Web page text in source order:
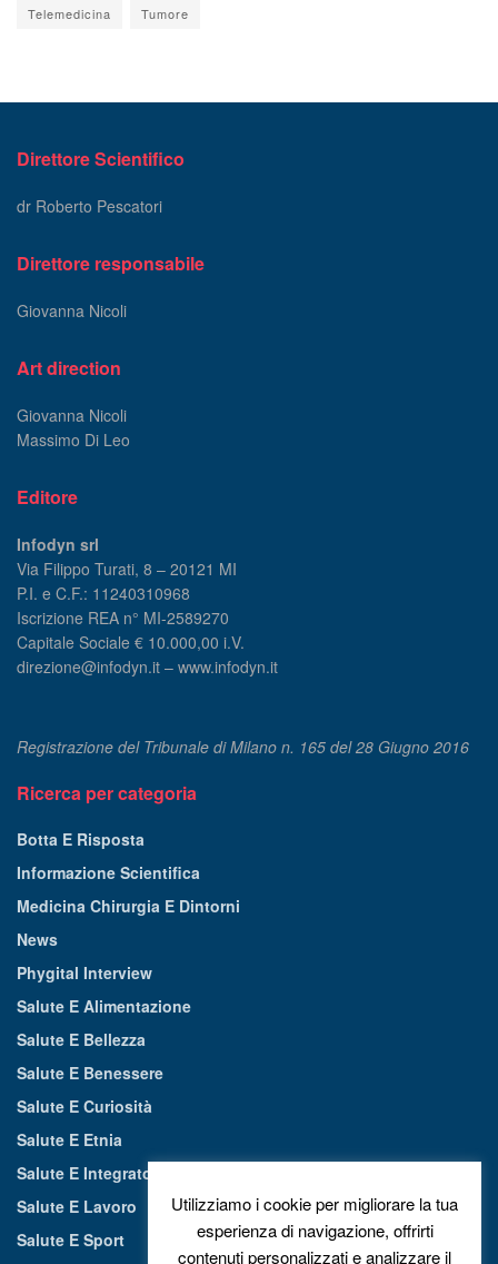
Telemedicina Tumore
Direttore Scientifico
dr Roberto Pescatori
Direttore responsabile
Giovanna Nicoli
Art direction
Giovanna Nicoli
Massimo Di Leo
Editore
Infodyn srl
Via Filippo Turati, 8 – 20121 MI
P.I. e C.F.: 11240310968
Iscrizione REA n° MI-2589270
Capitale Sociale € 10.000,00 i.V.
direzione@infodyn.it – www.infodyn.it
Registrazione del Tribunale di Milano n. 165 del 28 Giugno 2016
Ricerca per categoria
Botta E Risposta
Informazione Scientifica
Medicina Chirurgia E Dintorni
News
Phygital Interview
Salute E Alimentazione
Salute E Bellezza
Salute E Benessere
Salute E Curiosità
Salute E Etnia
Salute E Integratori Alimentari
Salute E Lavoro
Salute E Sport
Utilizziamo i cookie per migliorare la tua
esperienza di navigazione, offrirti
contenuti personalizzati e analizzare il